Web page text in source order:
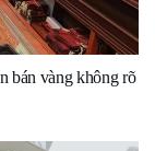
bán vàng không rõ